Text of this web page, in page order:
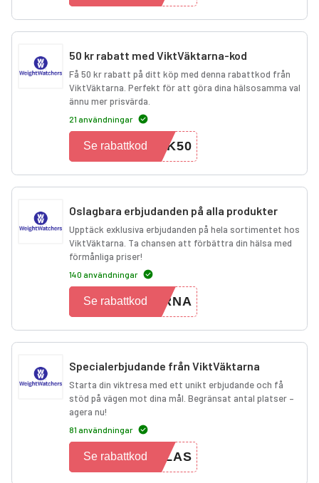
50 kr rabatt med ViktVäktarna-kod
Få 50 kr rabatt på ditt köp med denna rabattkod från
ViktVäktarna. Perfekt för att göra dina hälsosamma val
ännu mer prisvärda.
21 användningar
MK50
Se rabattkod
Oslagbara erbjudanden på alla produkter
Upptäck exklusiva erbjudanden på hela sortimentet hos
ViktVäktarna. Ta chansen att förbättra din hälsa med
förmånliga priser!
140 användningar
ARNA
Se rabattkod
Specialerbjudande från ViktVäktarna
Starta din viktresa med ett unikt erbjudande och få
stöd på vägen mot dina mål. Begränsat antal platser –
agera nu!
81 användningar
KLAS
Se rabattkod